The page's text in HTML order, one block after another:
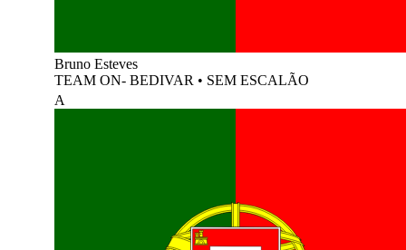
Bruno Esteves
TEAM ON- BEDIVAR • SEM ESCALÃO
A